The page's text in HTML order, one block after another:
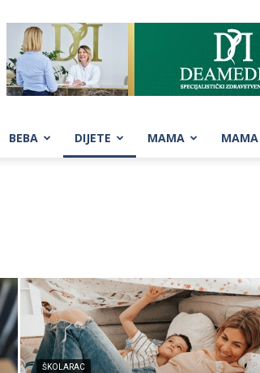
BEBA DIJETE MAMA MAMA
ŠKOLARAC